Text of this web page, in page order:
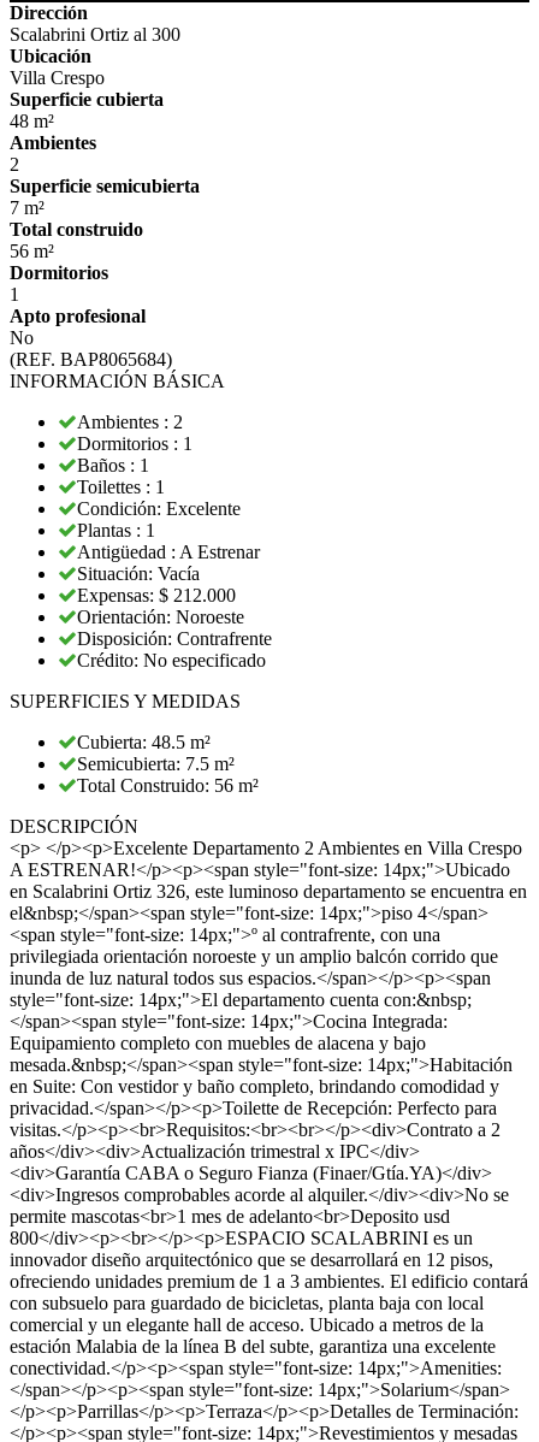
Dirección
Scalabrini Ortiz al 300
Ubicación
Villa Crespo
Superficie cubierta
48 m²
Ambientes
2
Superficie semicubierta
7 m²
Total construido
56 m²
Dormitorios
1
Apto profesional
No
(REF. BAP8065684)
INFORMACIÓN BÁSICA
Ambientes : 2
Dormitorios : 1
Baños : 1
Toilettes : 1
Condición: Excelente
Plantas : 1
Antigüedad : A Estrenar
Situación: Vacía
Expensas: $ 212.000
Orientación: Noroeste
Disposición: Contrafrente
Crédito: No especificado
SUPERFICIES Y MEDIDAS
Cubierta: 48.5 m²
Semicubierta: 7.5 m²
Total Construido: 56 m²
DESCRIPCIÓN
<p> </p><p>Excelente Departamento 2 Ambientes en Villa Crespo
A ESTRENAR!</p><p><span style="font-size: 14px;">Ubicado
en Scalabrini Ortiz 326, este luminoso departamento se encuentra en
el&nbsp;</span><span style="font-size: 14px;">piso 4</span>
<span style="font-size: 14px;">º al contrafrente, con una
privilegiada orientación noroeste y un amplio balcón corrido que
inunda de luz natural todos sus espacios.</span></p><p><span
style="font-size: 14px;">El departamento cuenta con:&nbsp;
</span><span style="font-size: 14px;">Cocina Integrada:
Equipamiento completo con muebles de alacena y bajo
mesada.&nbsp;</span><span style="font-size: 14px;">Habitación
en Suite: Con vestidor y baño completo, brindando comodidad y
privacidad.</span></p><p>Toilette de Recepción: Perfecto para
visitas.</p><p><br>Requisitos:<br><br></p><div>Contrato a 2
años</div><div>Actualización trimestral x IPC</div>
<div>Garantía CABA o Seguro Fianza (Finaer/Gtía.YA)</div>
<div>Ingresos comprobables acorde al alquiler.</div><div>No se
permite mascotas<br>1 mes de adelanto<br>Deposito usd
800</div><p><br></p><p>ESPACIO SCALABRINI es un
innovador diseño arquitectónico que se desarrollará en 12 pisos,
ofreciendo unidades premium de 1 a 3 ambientes. El edificio contará
con subsuelo para guardado de bicicletas, planta baja con local
comercial y un elegante hall de acceso. Ubicado a metros de la
estación Malabia de la línea B del subte, garantiza una excelente
conectividad.</p><p><span style="font-size: 14px;">Amenities:
</span></p><p><span style="font-size: 14px;">Solarium</span>
</p><p>Parrillas</p><p>Terraza</p><p>Detalles de Terminación:
</p><p><span style="font-size: 14px;">Revestimientos y mesadas